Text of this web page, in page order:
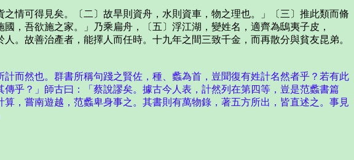
可得見矣。〔二〕故旱則資舟，水則資車，物之理也。」〔三〕推此類而脩
，吾欲施之家。」乃乘扁舟，〔五〕浮江湖，變姓名，適齊為鴟夷子皮，
。故善治產者，能擇人而任時。十九年之間三致千金，而再散分與貧友昆弟。
而然也。群書所稱句踐之賢佐，種、蠡為首，豈聞復有姓計名然者乎？若有此
乎？」師古曰：「蔡說謬矣。據古今人表，計然列在第四等，豈是范蠡書篇
，嘗南遊越，范蠡卑身事之。其書則有萬物錄，著五方所出，皆直述之。事見